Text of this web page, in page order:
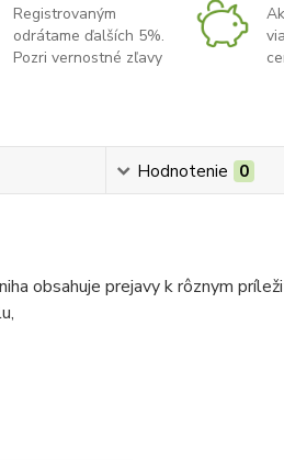
Registrovaným
odrátame ďalších 5%.
Pozri vernostné zľavy
Hodnotenie 0
obsahuje prejavy k rôznym